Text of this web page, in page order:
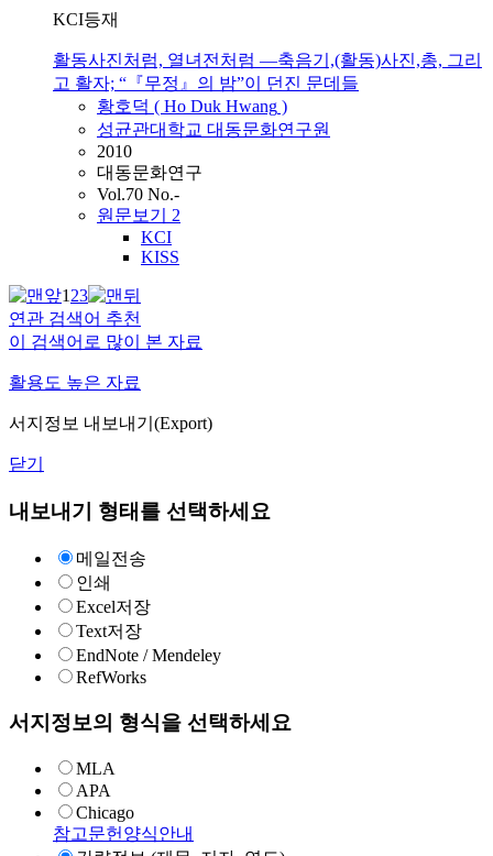
KCI등재
활동사진처럼, 열녀전처럼 ―축음기,(활동)사진,총, 그리
고 활자; “『무정』의 밤”이 던진 문데들
황호덕 ( Ho Duk Hwang )
성균관대학교 대동문화연구원
2010
대동문화연구
Vol.70 No.-
원문보기 2
KCI
KISS
123
연관 검색어 추천
이 검색어로 많이 본 자료
활용도 높은 자료
서지정보 내보내기(Export)
닫기
내보내기 형태를 선택하세요
메일전송
인쇄
Excel저장
Text저장
EndNote / Mendeley
RefWorks
서지정보의 형식을 선택하세요
MLA
APA
Chicago
참고문헌양식안내